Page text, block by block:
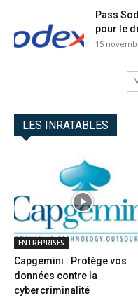
Pass
pour le
15
LES INRATABLES
ENTREPRISES
Capgemini : Protège vos
données contre la
cybercriminalité